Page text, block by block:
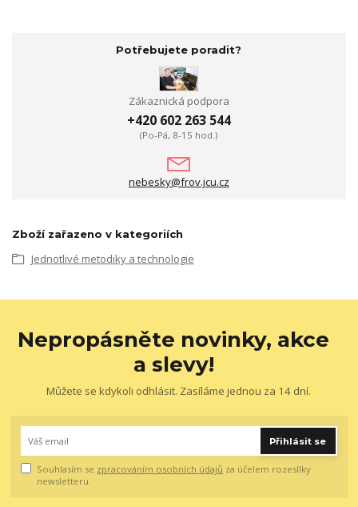
Potřebujete poradit?
Zákaznická podpora
+420 602 263 544
(Po-Pá, 8-15 hod.)
nebesky@frov.jcu.cz
Zboží zařazeno v kategoriích
Jednotlivé metodiky a technologie
Nepropásněte novinky, akce
a slevy!
Můžete se kdykoli odhlásit. Zasíláme jednou za 14 dní.
Přihlásit se
Souhlasím se zpracováním osobních údajů za účelem rozesílky
newsletteru.